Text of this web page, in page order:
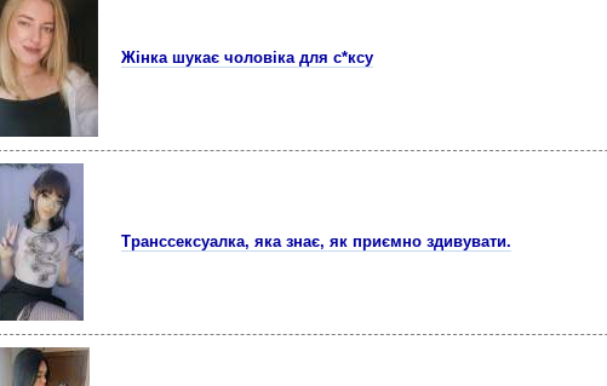
Жінка шукає чоловіка для с*ксу
Транссексуалка, яка знає, як приємно здивувати.